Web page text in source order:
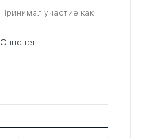
Принимал участие как
Оппонент